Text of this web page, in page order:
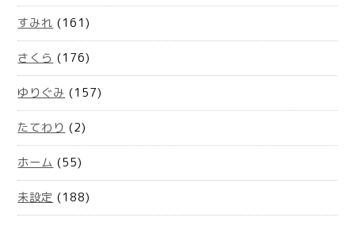
すみれ (161)
さくら (176)
ゆりぐみ (157)
たてわり (2)
ホーム (55)
未設定 (188)